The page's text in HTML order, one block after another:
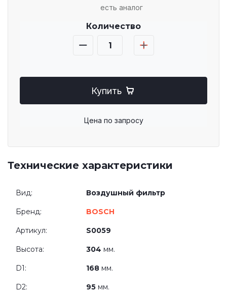
есть аналог
Количество
Купить
Цена по запросу
Технические характеристики
Вид: Воздушный фильтр
Бренд: BOSCH
Артикул: S0059
Высота: 304 мм.
D1: 168 мм.
D2: 95 мм.